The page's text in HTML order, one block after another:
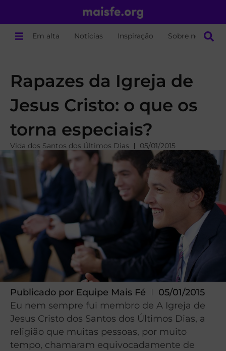
Em alta Notícias Inspiração Sobre nós
Rapazes da Igreja de
Jesus Cristo: o que os
torna especiais?
Vida dos Santos dos Últimos Dias 05/01/2015
Publicado por Equipe Mais Fé
05/01/2015
Eu nem sempre fui membro de A Igreja de
Jesus Cristo dos Santos dos Últimos Dias, a
religião que muitas pessoas, por muito
tempo, chamaram equivocadamente de